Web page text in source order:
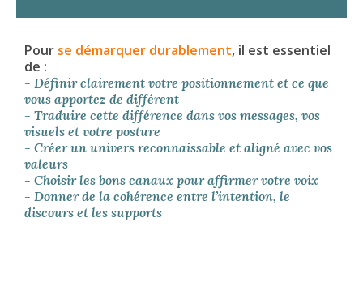
Pour se démarquer durablement, il est essentiel
de :
- Définir clairement votre positionnement et ce que
vous apportez de différent
- Traduire cette différence dans vos messages, vos
visuels et votre posture
- Créer un univers reconnaissable et aligné avec vos
valeurs
- Choisir les bons canaux pour affirmer votre voix
- Donner de la cohérence entre l’intention, le
discours et les supports